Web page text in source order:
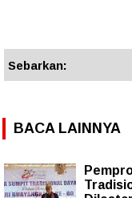
Sebarkan:
BACA LAINNYA